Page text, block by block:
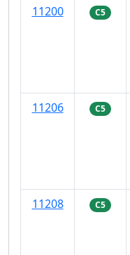
11200
C5
11206
C5
11208
C5